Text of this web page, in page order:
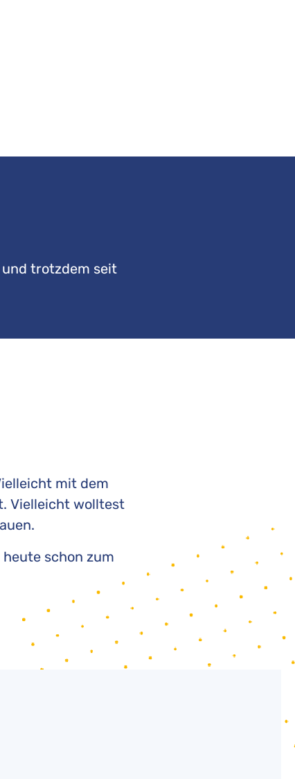
und trotzdem seit
mit dem
Vielleicht wolltest
schon zum